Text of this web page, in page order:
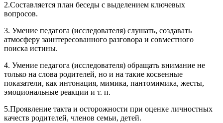
2.Составляется план беседы с выделением ключевых
вопросов.
3. Умение педагога (исследователя) слушать, создавать
атмосферу заинтересованного разговора и совместного
поиска истины.
4. Умение педагога (исследователя) обращать внимание не
только на слова родителей, но и на такие косвенные
показатели, как интонация, мимика, пантомимика, жесты,
эмоциональные реакции и т. п.
5.Проявление такта и осторожности при оценке личностных
качеств родителей, членов семьи, детей.